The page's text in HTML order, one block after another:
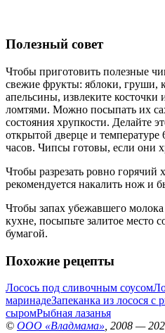
Полезный совет
Чтобы приготовить полезные
свежие фрукты: яблоки,
апельсины, извлеките косточки
ломтями. Можно посыпать их
состояния хрупкости. Делайте
открытой дверце и
часов. Чипсы готовы, если они
Чтобы разрезать ровно
рекомендуется накалить нож и
Чтобы запах убежавшего
кухне, посыпьте залитое место
бумагой.
Похожие рецепты
Лосось под сливочным соусом
маринадеЗапеканка из лосося
сыромРыбная лазанья
© ООО «Владмама» , 2008 —